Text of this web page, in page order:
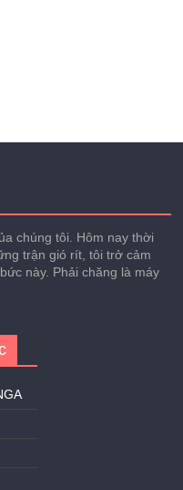
chúng tôi. Hôm nay thời
trận gió rít, tôi trở cảm
này. Phải chăng là máy